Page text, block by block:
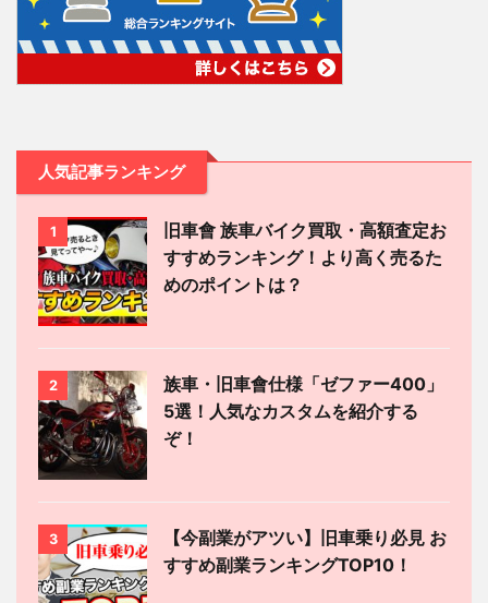
人気記事ランキング
1
旧車會 族車バイク買取・高額査定お
すすめランキング！より高く売るた
めのポイントは？
2
族車・旧車會仕様「ゼファー400」
5選！人気なカスタムを紹介する
ぞ！
3
【今副業がアツい】旧車乗り必見 お
すすめ副業ランキングTOP10！